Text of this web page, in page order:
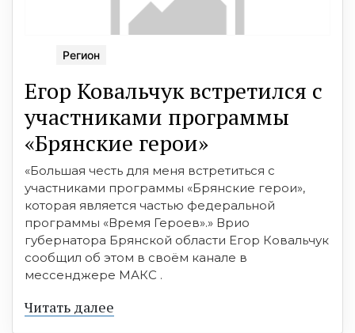
Регион
Егор Ковальчук встретился с
участниками программы
«Брянские герои»
«Большая честь для меня встретиться с
участниками программы «Брянские герои»,
которая является частью федеральной
программы «Время Героев».» Врио
губернатора Брянской области Егор Ковальчук
сообщил об этом в своём канале в
мессенджере МАКС .
Читать далее